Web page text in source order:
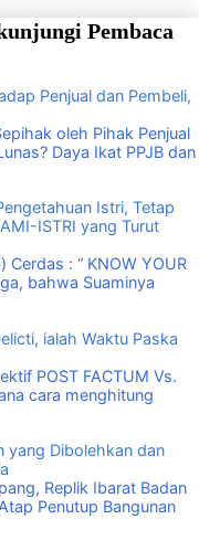
Pembaca
Penjual dan Pembeli,
oleh Pihak Penjual
Daya Ikat PPJB dan
Istri, Tetap
ISTRI yang Turut
: “ KNOW YOUR
bahwa Suaminya
ialah Waktu Paska
POST FACTUM Vs.
cara menghitung
yang Dibolehkan dan
Replik Ibarat Badan
Penutup Bangunan